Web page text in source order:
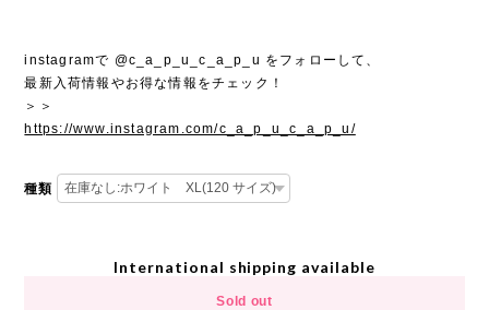
instagramで @c_a_p_u_c_a_p_u をフォローして、
最新入荷情報やお得な情報をチェック！
＞＞
https://www.instagram.com/c_a_p_u_c_a_p_u/
種類
International shipping available
Sold out